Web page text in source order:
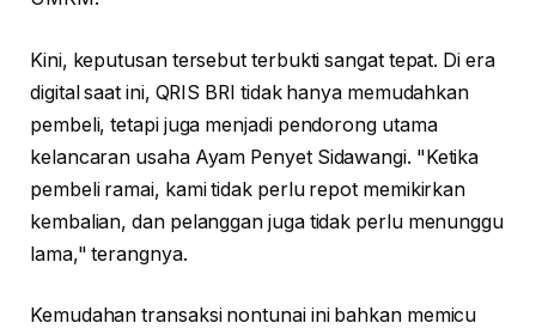
Kini, keputusan tersebut terbukti sangat tepat. Di era
digital saat ini, QRIS BRI tidak hanya memudahkan
pembeli, tetapi juga menjadi pendorong utama
kelancaran usaha Ayam Penyet Sidawangi. "Ketika
pembeli ramai, kami tidak perlu repot memikirkan
kembalian, dan pelanggan juga tidak perlu menunggu
lama," terangnya.
Kemudahan transaksi nontunai ini bahkan memicu